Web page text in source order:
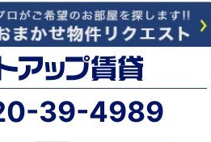
39-4989